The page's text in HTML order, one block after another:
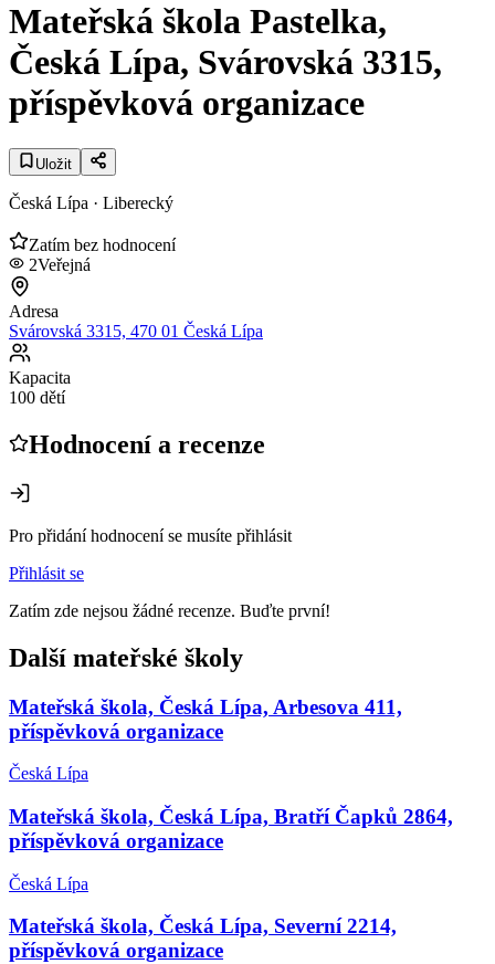
Mateřská škola Pastelka,
Česká Lípa, Svárovská 3315,
příspěvková organizace
Uložit
Česká Lípa · Liberecký
Zatím bez hodnocení
2Veřejná
Adresa
Svárovská 3315, 470 01 Česká Lípa
Kapacita
100 dětí
Hodnocení a recenze
Pro přidání hodnocení se musíte přihlásit
Přihlásit se
Zatím zde nejsou žádné recenze. Buďte první!
Další mateřské školy
Mateřská škola, Česká Lípa, Arbesova 411,
příspěvková organizace
Česká Lípa
Mateřská škola, Česká Lípa, Bratří Čapků 2864,
příspěvková organizace
Česká Lípa
Mateřská škola, Česká Lípa, Severní 2214,
příspěvková organizace